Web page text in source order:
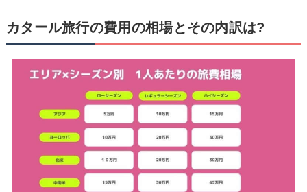
カタール旅行の費用の相場とその内訳は?